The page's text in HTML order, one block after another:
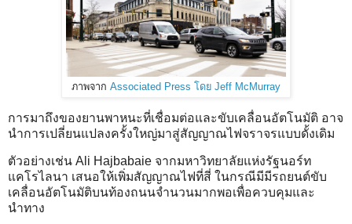
ภาพจาก Associated Press โดย Jeff McMurray
การมาถึงของยานพาหนะที่เชื่อมต่อและขับเคลื่อนอัตโนมัติ อาจ
นำการเปลี่ยนแปลงครั้งใหญ่มาสู่สัญญาณไฟจราจรแบบดั้งเดิม
ตัวอย่างเช่น Ali Hajbabaie จากมหาวิทยาลัยแห่งรัฐนอร์ท
แคโรไลนา เสนอให้เพิ่มสัญญาณไฟที่สี่ ในกรณีมีมีรถยนต์ขับ
เคลื่อนอัตโนมัติบนท้องถนนจำนวนมากพอเพื่อควบคุมและ
นำทาง